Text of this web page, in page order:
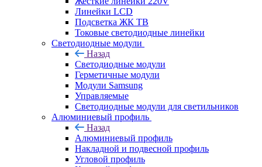
Линейки LCD
Подсветка ЖК ТВ
Токовые светодиодные линейки
Светодиодные модули
Назад
Светодиодные модули
Герметичные модули
Модули Samsung
Управляемые
Светодиодные модули для светильников
Алюминиевый профиль
Назад
Алюминиевый профиль
Накладной и подвесной профиль
Угловой профиль